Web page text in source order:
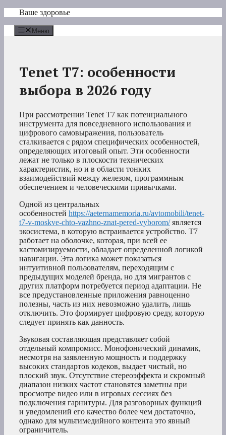
Перейти
содержимому
Ваше здоровье
Меню
Tenet T7: особенности
выбора в 2026 году
При рассмотрении Tenet T7 как потенциального
инструмента для повседневного использования и
цифрового самовыражения, пользователь
сталкивается с рядом специфических особенностей,
определяющих итоговый опыт. Эти особенности
лежат не только в плоскости технических
характеристик, но и в области тонких
взаимодействий между железом, программным
обеспечением и человеческими привычками.
Одной из центральных
особенностей https://aeternamemoria.ru/avtomobili/tenet-
t7-v-moskve-chto-vazhno-znat-pered-vyborom/является
экосистема, в которую встраивается устройство. T7
работает на оболочке, которая, при всей ее
кастомизируемости, обладает определенной логикой
навигации. Эта логика может показаться
интуитивной пользователям, переходящим с
предыдущих моделей бренда, но для мигрантов с
других платформ потребуется период адаптации. Не
все предустановленные приложения равноценно
полезны, часть из них невозможно удалить, лишь
отключить. Это формирует цифровую среду, которую
следует принять как данность.
Звуковая составляющая представляет собой
отдельный компромисс. Монофонический динамик,
несмотря на заявленную мощность и поддержку
высоких стандартов кодеков, выдает чистый, но
плоский звук. Отсутствие стереоэффекта и скромный
диапазон низких частот становятся заметны при
просмотре видео или в игровых сессиях без
подключения гарнитуры. Для разговорных функций
и уведомлений его качество более чем достаточно,
однако для мультимедийного контента это явный
ограничитель.